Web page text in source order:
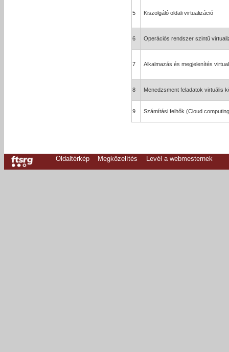
5 Kiszolgáló oldali virtualizáció
6 Operációs rendszer szintű
7 Alkalmazás és megjelenítés
8 Menedzsment feladatok virtuális
9 Számítási felhők (Cloud
Oldaltérkép Megközelítés Levél a webmesternek